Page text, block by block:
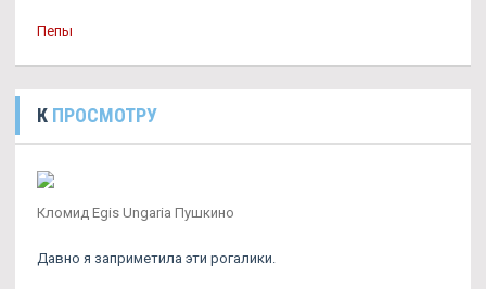
Пепы
К ПРОСМОТРУ
Кломид Egis Ungaria Пушкино
Давно я заприметила эти рогалики.